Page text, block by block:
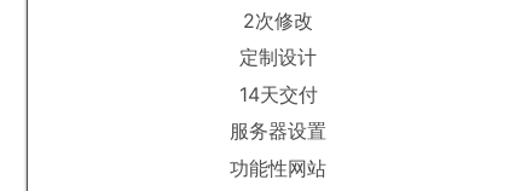
2次修改
定制设计
14天交付
服务器设置
功能性网站